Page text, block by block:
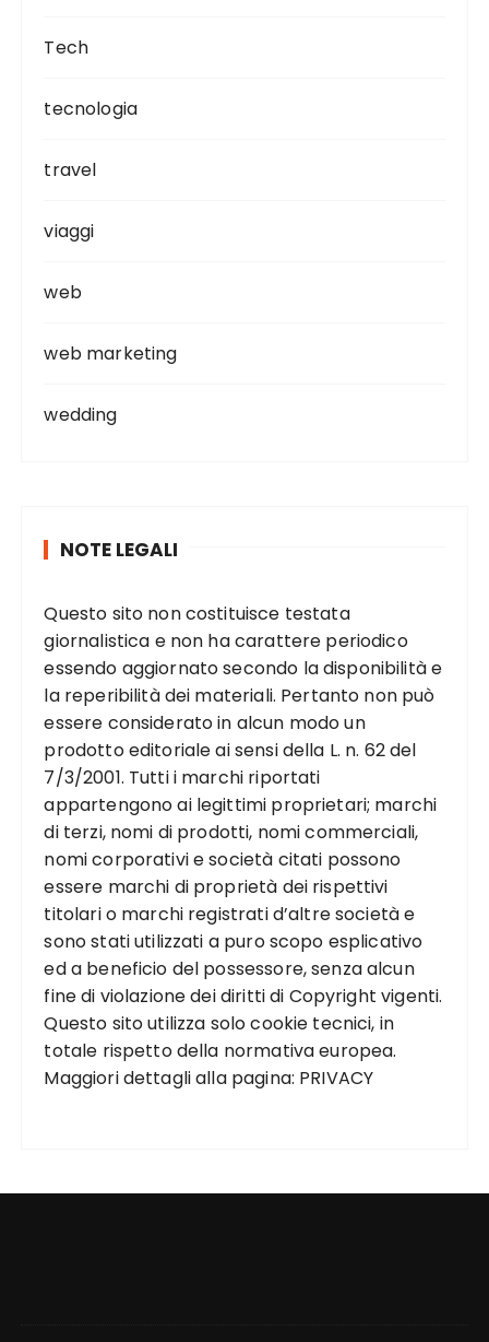
Tech
tecnologia
travel
viaggi
web
web marketing
wedding
NOTE LEGALI
Questo sito non costituisce testata
giornalistica e non ha carattere periodico
essendo aggiornato secondo la disponibilità e
la reperibilità dei materiali. Pertanto non può
essere considerato in alcun modo un
prodotto editoriale ai sensi della L. n. 62 del
7/3/2001. Tutti i marchi riportati
appartengono ai legittimi proprietari; marchi
di terzi, nomi di prodotti, nomi commerciali,
nomi corporativi e società citati possono
essere marchi di proprietà dei rispettivi
titolari o marchi registrati d’altre società e
sono stati utilizzati a puro scopo esplicativo
ed a beneficio del possessore, senza alcun
fine di violazione dei diritti di Copyright vigenti.
Questo sito utilizza solo cookie tecnici, in
totale rispetto della normativa europea.
Maggiori dettagli alla pagina: PRIVACY